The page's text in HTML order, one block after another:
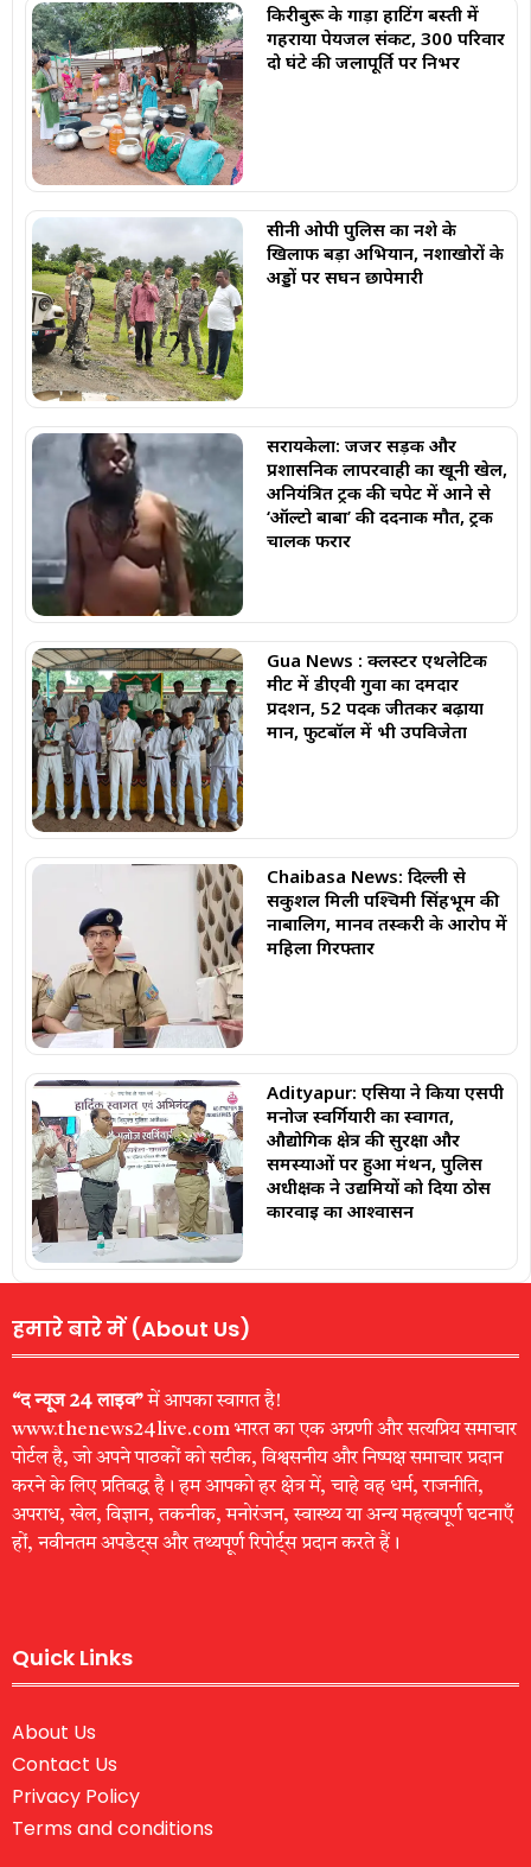
किरीबुरू के गाड़ा हाटिंग बस्ती में
गहराया पेयजल संकट, 300 परिवार
दो घंटे की जलापूर्ति पर निर्भर
सीनी ओपी पुलिस का नशे के
खिलाफ बड़ा अभियान, नशाखोरों के
अड्डों पर सघन छापेमारी
सरायकेला: जर्जर सड़क और
प्रशासनिक लापरवाही का खूनी खेल,
अनियंत्रित ट्रक की चपेट में आने से
‘ऑल्टो बाबा’ की दर्दनाक मौत, ट्रक
चालक फरार
Gua News : क्लस्टर एथलेटिक
मीट में डीएवी गुवा का दमदार
प्रदर्शन, 52 पदक जीतकर बढ़ाया
मान, फुटबॉल में भी उपविजेता
Chaibasa News: दिल्ली से
सकुशल मिली पश्चिमी सिंहभूम की
नाबालिग, मानव तस्करी के आरोप में
महिला गिरफ्तार
Adityapur: एसिया ने किया एसपी
मनोज स्वर्गियारी का स्वागत,
औद्योगिक क्षेत्र की सुरक्षा और
समस्याओं पर हुआ मंथन, पुलिस
अधीक्षक ने उद्यमियों को दिया ठोस
कार्रवाई का आश्वासन
हमारे बारे में (About Us)
“द न्यूज 24 लाइव”में आपका स्वागत है!
www.thenews24live.com भारत का एक अग्रणी और सत्यप्रिय समाचार
पोर्टल है, जो अपने पाठकों को सटीक, विश्वसनीय और निष्पक्ष समाचार प्रदान
करने के लिए प्रतिबद्ध है। हम आपको हर क्षेत्र में, चाहे वह धर्म, राजनीति,
अपराध, खेल, विज्ञान, तकनीक, मनोरंजन, स्वास्थ्य या अन्य महत्वपूर्ण घटनाएँ
हों, नवीनतम अपडेट्स और तथ्यपूर्ण रिपोर्ट्स प्रदान करते हैं।
Quick Links
About Us
Contact Us
Privacy Policy
Terms and conditions